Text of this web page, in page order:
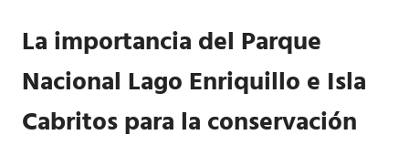
La importancia del Parque
Nacional Lago Enriquillo e Isla
Cabritos para la conservación